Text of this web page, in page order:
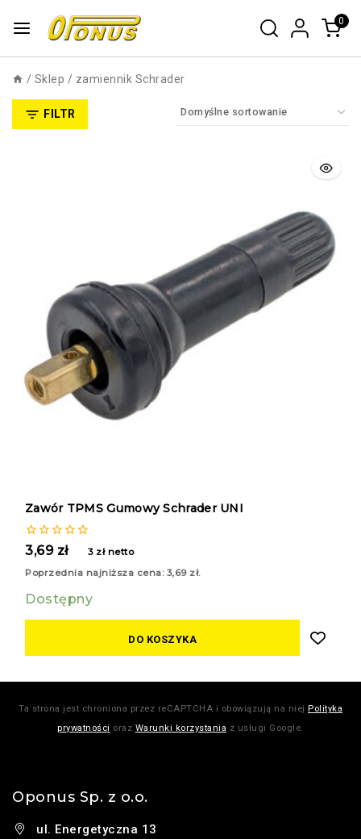
0
/ Sklep / zamiennik Schrader
FILTR
Zawór TPMS Gumowy Schrader UNI
0
5
3,69 zł 3 złnetto
Poprzednia najniższa cena: 3,69 zł.
Dostępny
DO KOSZYKA
Ta strona jest chroniona przez reCAPTCHA i obowiązują na niej Polityka
prywatności oraz Warunki korzystania z usługi Google.
Oponus Sp. z o.o.
ul. Energetyczna 13